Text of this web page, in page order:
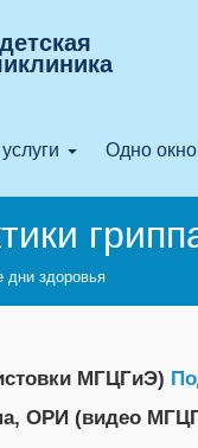
Одно окно
дни здоровья
МГЦГиЭ)
ОРИ (видео